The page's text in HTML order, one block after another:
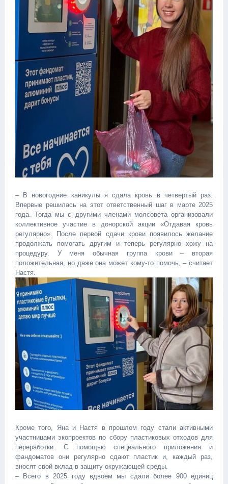
– В новогодние каникулы я сдала кровь в четвертый раз.
Впервые решилась на этот ответственный шаг в марте 2025
года. Тогда мы с другими членами молсовета организовали
коллективное участие в донорской акции «Отдавая кровь
регулярно». После первой сдачи крови появилось желание
продолжать помогать другим и теперь регулярно хожу на
процедуру. У меня обычная группа крови – вторая
положительная, но даже она может кому-то помочь, – считает
Настя. ‎
Кроме того, Яна и Настя в прошлом году стали активными
участницами экопроектов по сбору пластиковых отходов для
переработки. С помощью специального приложения и
фандоматов они регулярно сдают пластик и, каждый раз,
вносят свой вклад в защиту окружающей среды. ‎ ‎
– Всего в 2025 году вдвоем мы сдали более 900 единиц